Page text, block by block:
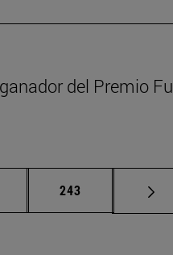
del Premio
Páginas intermedias Use
Página
243